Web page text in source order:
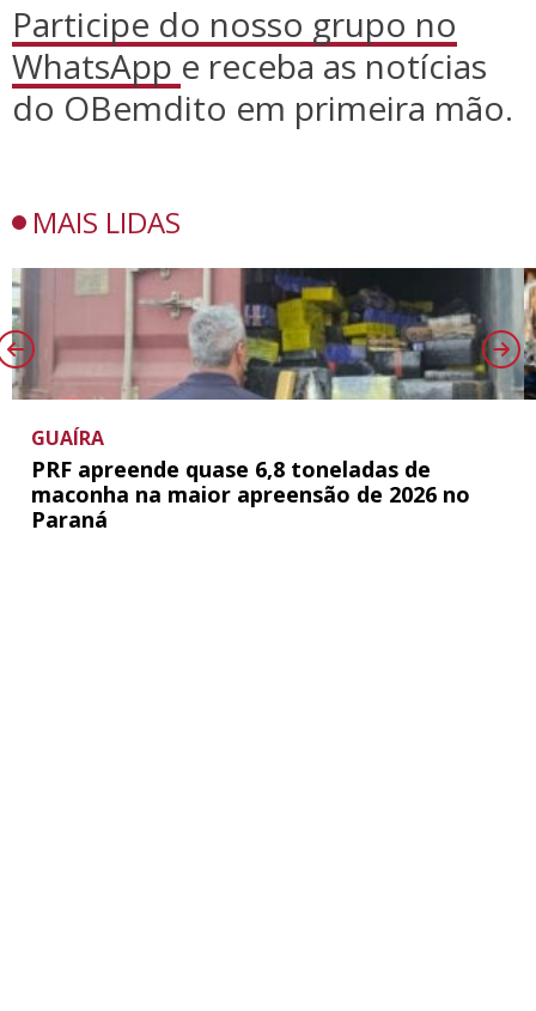
Participe do nosso grupo no
WhatsApp e receba as notícias
do OBemdito em primeira mão.
MAIS LIDAS
GUAÍRA
PRF apreende quase 6,8 toneladas de
maconha na maior apreensão de 2026 no
Paraná